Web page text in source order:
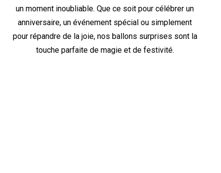
un moment inoubliable. Que ce soit pour célébrer un
anniversaire, un événement spécial ou simplement
pour répandre de la joie, nos ballons surprises sont la
touche parfaite de magie et de festivité.